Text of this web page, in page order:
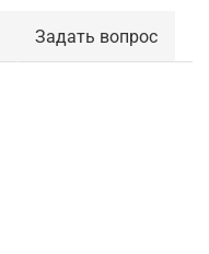
Задать вопрос